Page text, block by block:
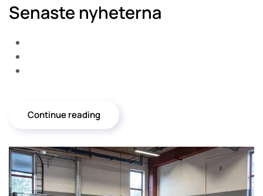
Senaste nyheterna
Continue reading